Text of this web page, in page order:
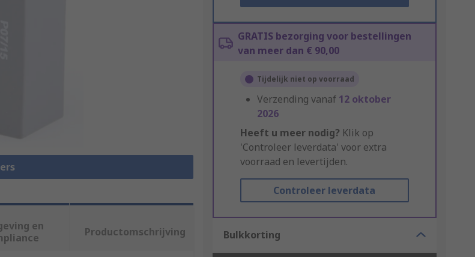
GRATIS bezorging voor bestellingen
van meer dan € 90,00
Tijdelijk niet op voorraad
Verzending vanaf 12 oktober
2026
Heeft u meer nodig? Klik op
'Controleer leverdata' voor extra
voorraad en levertijden.
Controleer leverdata
Bulkkorting
en
Productomschrijving